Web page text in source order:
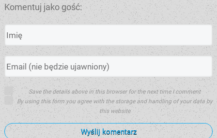
Komentuj jako gość:
Save the details above in this browser for the next time I comment
By using this form you agree with the storage and handling of your data by
this website
Wyślij komentarz